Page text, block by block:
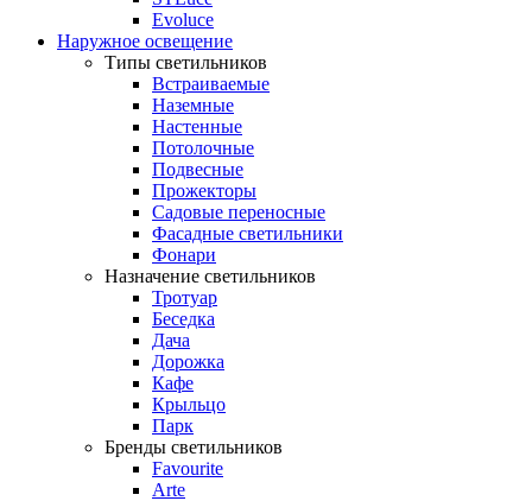
Evoluce
Наружное освещение
Типы светильников
Встраиваемые
Наземные
Настенные
Потолочные
Подвесные
Прожекторы
Садовые переносные
Фасадные светильники
Фонари
Назначение светильников
Тротуар
Беседка
Дача
Дорожка
Кафе
Крыльцо
Парк
Бренды светильников
Favourite
Arte